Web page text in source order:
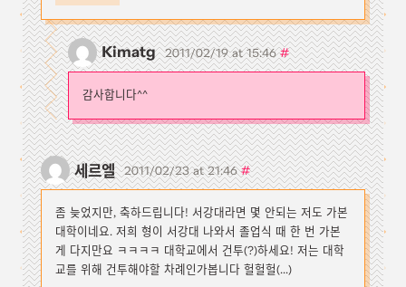
Kimatg 2011/02/19 at 15:46#
감사합니다^^
세르엘 2011/02/23 at 21:46#
좀 늦었지만, 축하드립니다! 서강대라면 몇 안되는 저도 가본
대학이네요. 저희 형이 서강대 나와서 졸업식 때 한 번 가본
게 다지만요 ㅋㅋㅋㅋ 대학교에서 건투(?)하세요! 저는 대학
교를 위해 건투해야할 차례인가봅니다 헐헐헐(...)